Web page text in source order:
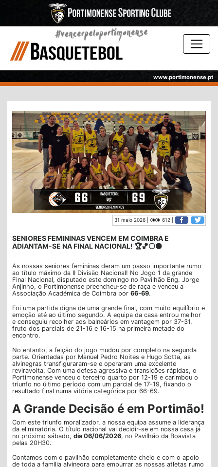
www.portimonense.pt
31 maio 2026 | 612 |
SENIORES FEMININAS VENCEM EM COIMBRA E
ADIANTAM-SE NA FINAL NACIONAL! 🏆🏀⚪⚫
As nossas seniores femininas deram um passo importante rumo
ao título máximo da II Divisão Nacional! No Jogo 1 da grande
Final Nacional, disputado este domingo no Pavilhão Eng. Jorge
Anjinho, o Portimonense preencheu-se de raça e venceu a
Associação Académica de Coimbra por 66-69.
Foi uma partida digna de uma grande final, com muito equilíbrio e
emoção até ao último segundo. A equipa da casa entrou melhor
e conseguiu recolher aos balneários em vantagem por 37-31,
fruto dos parciais de 21-16 e 16-15 na primeira metade do
encontro.
No entanto, a feição do jogo mudou por completo na segunda
parte. Orientadas por Manuel Pedro Noites e Hugo Sotta, as
alvinegras transfiguraram-se e operaram uma excelente
reviravolta. Com uma defesa agressiva e transições rápidas, o
Portimonense venceu o terceiro quarto por 12-19 e carimbou o
triunfo no último período com um parcial de 17-19, fixando o
resultado final numa vitória categórica por 66-69.
A Grande Decisão é em Portimão!
Com este triunfo moralizador, a nossa equipa assume a liderança
da eliminatória. O título nacional vai decidir-se em nossa casa já
no próximo sábado, dia 06/06/2026, no Pavilhão da Boavista
pelas 20H30.
Contamos com o pavilhão completamente cheio e com o apoio
de toda a família alvinegra para empurrar as nossas atletas rumo